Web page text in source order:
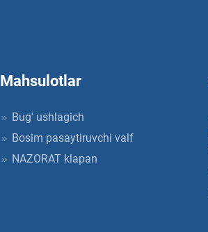
Mahsulotlar
Bug' ushlagich
Bosim pasaytiruvchi valf
NAZORAT klapan